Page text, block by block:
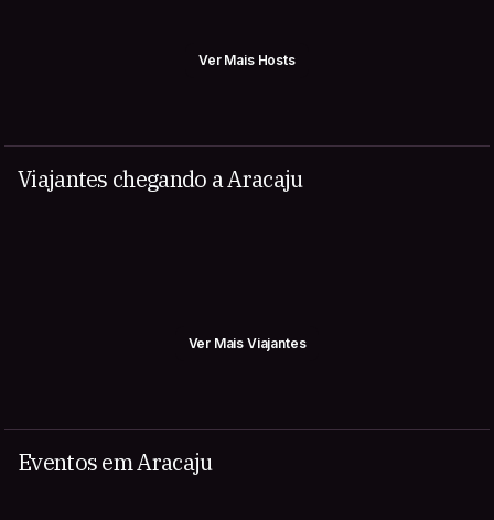
Ver Mais Hosts
Viajantes chegando a Aracaju
Ver Mais Viajantes
Eventos em Aracaju